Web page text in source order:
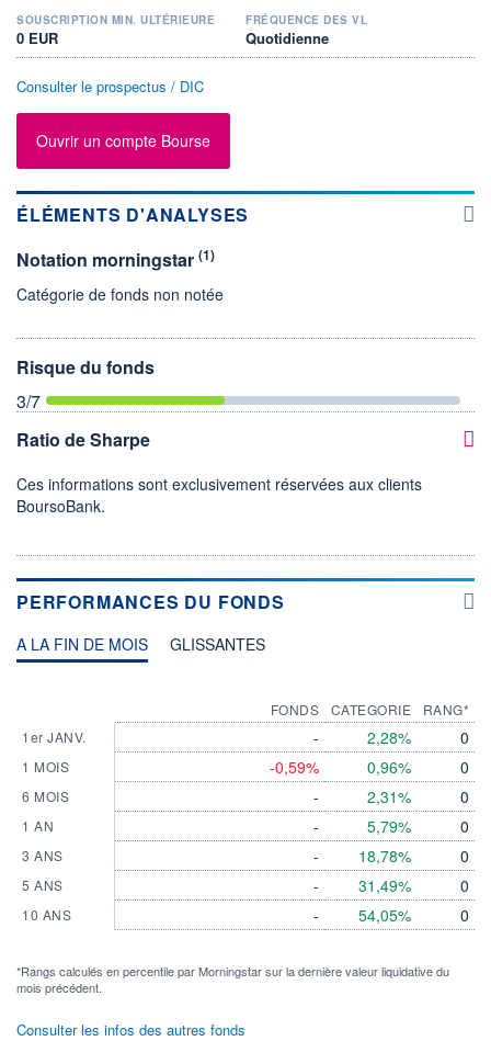
SOUSCRIPTION MIN. ULTÉRIEURE
0 EUR
FRÉQUENCE DES VL
Quotidienne
Consulter le prospectus / DIC
Ouvrir un compte Bourse
ÉLÉMENTS D'ANALYSES
Notation morningstar (1)
Catégorie de fonds non notée
Risque du fonds
3/7
Ratio de Sharpe
Ces informations sont exclusivement réservées aux clients
BoursoBank.
PERFORMANCES DU FONDS
A LA FIN DE MOIS GLISSANTES
1er JANV.
1 MOIS
6 MOIS
1 AN
3 ANS
5 ANS
10 ANS
FONDS
-
-0,59%
-
-
-
-
-
CATEGORIE
2,28%
0,96%
2,31%
5,79%
18,78%
31,49%
54,05%
RANG*
0
0
0
0
0
0
0
*Rangs calculés en percentile par Morningstar sur la dernière valeur liquidative du
mois précédent.
Consulter les infos des autres fonds